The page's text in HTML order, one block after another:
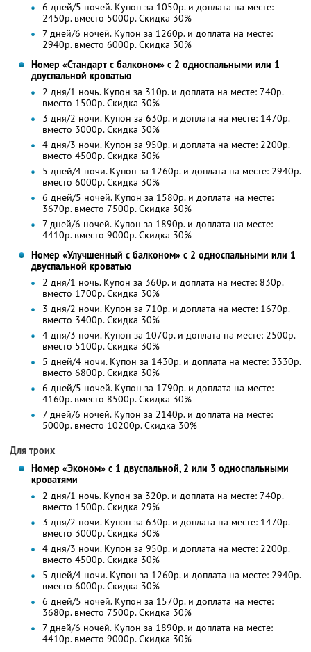
6 дней/5 ночей. Купон за 1050р. и доплата на месте:
2450р. вместо 5000р. Скидка 30%
7 дней/6 ночей. Купон за 1260р. и доплата на месте:
2940р. вместо 6000р. Скидка 30%
Номер «Стандарт с балконом» с 2 односпальными или 1
двуспальной кроватью
2 дня/1 ночь. Купон за 310р. и доплата на месте: 740р.
вместо 1500р.Скидка 30%
3 дня/2 ночи. Купон за 630р. и доплата на месте: 1470р.
вместо 3000р.Скидка 30%
4 дня/3 ночи. Купон за 950р. и доплата на месте: 2200р.
вместо 4500р.Скидка 30%
5 дней/4 ночи. Купон за 1260р. и доплата на месте: 2940р.
вместо 6000р. Скидка 30%
6 дней/5 ночей. Купон за 1580р. и доплата на месте:
3670р. вместо 7500р. Скидка 30%
7 дней/6 ночей. Купон за 1890р. и доплата на месте:
4410р. вместо 9000р. Скидка 30%
Номер «Улучшенный с балконом» с 2 односпальными или 1
двуспальной кроватью
2 дня/1 ночь. Купон за 360р. и доплата на месте: 830р.
вместо 1700р.Скидка 30%
3 дня/2 ночи. Купон за 710р. и доплата на месте: 1670р.
вместо 3400р.Скидка 30%
4 дня/3 ночи. Купон за 1070р. и доплата на месте: 2500р.
вместо 5100р.Скидка 30%
5 дней/4 ночи. Купон за 1430р. и доплата на месте: 3330р.
вместо 6800р. Скидка 30%
6 дней/5 ночей. Купон за 1790р. и доплата на месте:
4160р. вместо 8500р. Скидка 30%
7 дней/6 ночей. Купон за 2140р. и доплата на месте:
5000р. вместо 10200р. Скидка 30%
Для троих
Номер «Эконом» с 1 двуспальной, 2 или 3 односпальными
кроватями
2 дня/1 ночь. Купон за 320р. и доплата на месте: 740р.
вместо 1500р.Скидка 29%
3 дня/2 ночи. Купон за 630р. и доплата на месте: 1470р.
вместо 3000р.Скидка 30%
4 дня/3 ночи. Купон за 950р. и доплата на месте: 2200р.
вместо 4500р.Скидка 30%
5 дней/4 ночи. Купон за 1260р. и доплата на месте: 2940р.
вместо 6000р. Скидка 30%
6 дней/5 ночей. Купон за 1570р. и доплата на месте:
3680р. вместо 7500р. Скидка 30%
7 дней/6 ночей. Купон за 1890р. и доплата на месте:
4410р. вместо 9000р. Скидка 30%